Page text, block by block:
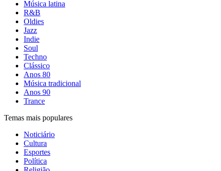
Música latina
R&B
Oldies
Jazz
Indie
Soul
Techno
Clássico
Anos 80
Música tradicional
Anos 90
Trance
Temas mais populares
Noticiário
Cultura
Esportes
Política